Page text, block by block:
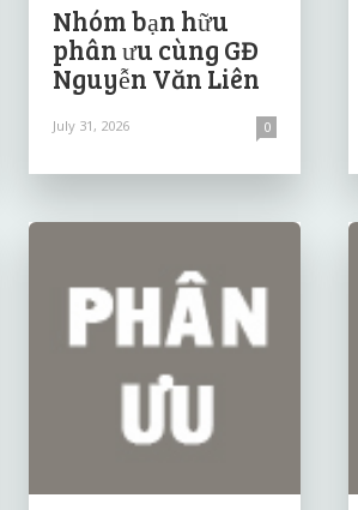
Nhóm bạn hữu
phân ưu cùng GĐ
Nguyễn Văn Liên
July 31, 2026 0